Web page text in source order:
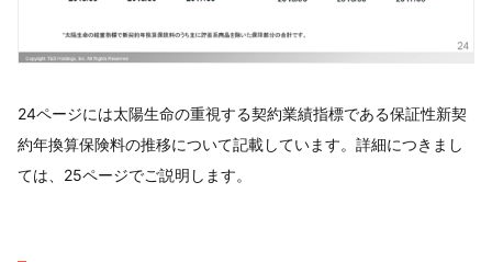
24ページには太陽生命の重視する契約業績指標である保証性新契
約年換算保険料の推移について記載しています。詳細につきまし
ては、25ページでご説明します。